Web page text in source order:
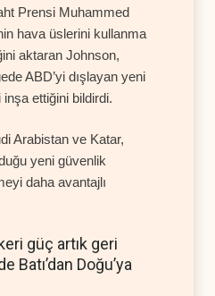
Prensi Muhammed
hava üslerini kullanma
aktaran Johnson,
ABD’yi dışlayan yeni
ettiğini bildirdi.
Arabistan ve Katar,
yeni güvenlik
daha avantajlı
güç artık geri
Batı’dan Doğu’ya